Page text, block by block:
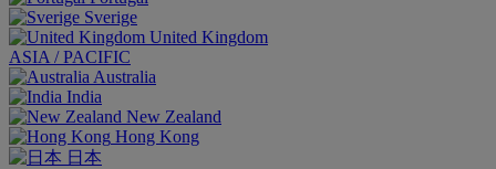
Sverige
United Kingdom
ASIA / PACIFIC
Australia
India
New Zealand
Hong Kong
日本